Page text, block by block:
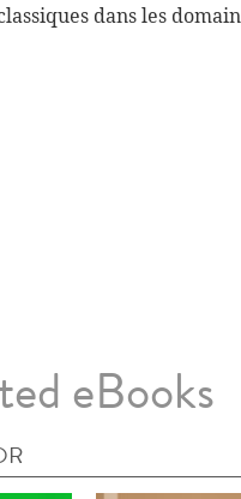
dans les
eBooks